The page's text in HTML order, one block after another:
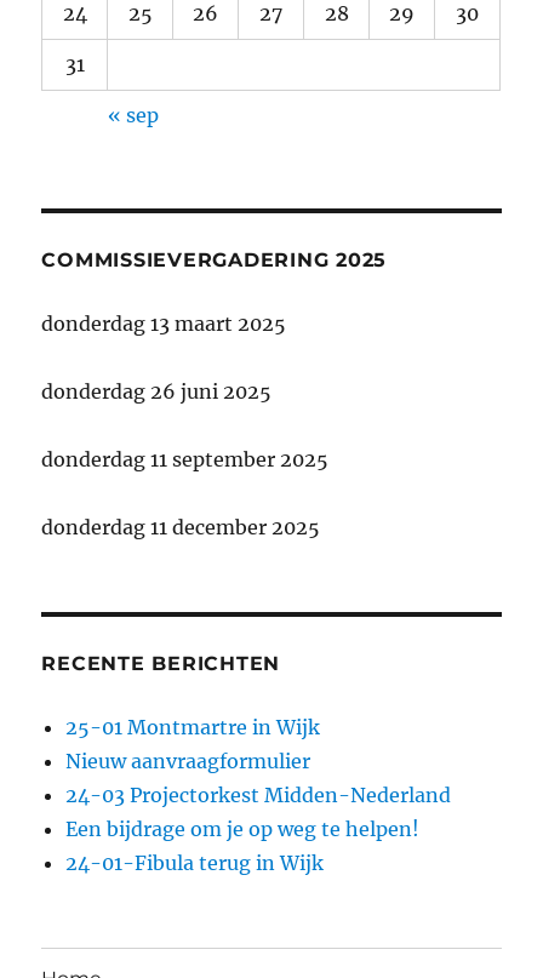
24 25 26 27 28 29 30
31
« sep
COMMISSIEVERGADERING 2025
donderdag 13 maart 2025
donderdag 26 juni 2025
donderdag 11 september 2025
donderdag 11 december 2025
RECENTE BERICHTEN
25-01 Montmartre in Wijk
Nieuw aanvraagformulier
24-03 Projectorkest Midden-Nederland
Een bijdrage om je op weg te helpen!
24-01-Fibula terug in Wijk